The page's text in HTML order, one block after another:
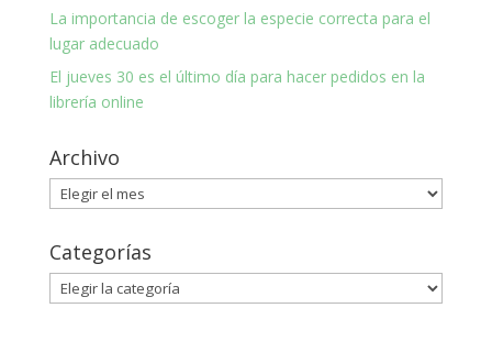
La importancia de escoger la especie correcta para el
lugar adecuado
El jueves 30 es el último día para hacer pedidos en la
librería online
Archivo
Archivo
Categorías
Categorías